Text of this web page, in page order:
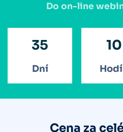
Do on-line
35
Dní
10
Cena za